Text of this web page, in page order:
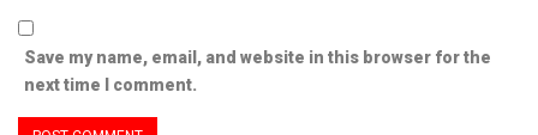
Save my name, email, and website in this browser for the
next time I comment.